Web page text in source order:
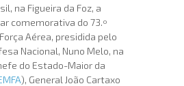
na Figueira da Foz, a
comemorativa do 73.º
Aérea, presidida pelo
Nacional, Nuno Melo, na
do Estado-Maior da
), General João Cartaxo